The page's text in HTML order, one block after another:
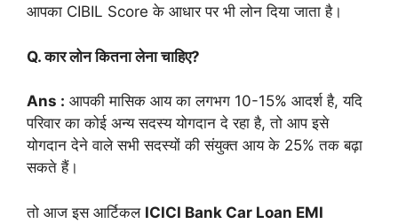
आपका CIBIL Score के आधार पर भी लोन दिया जाता है।
Q. कार लोन कितना लेना चाहिए?
Ans : आपकी मासिक आय का लगभग 10-15% आदर्श है, यदि
परिवार का कोई अन्य सदस्य योगदान दे रहा है, तो आप इसे
योगदान देने वाले सभी सदस्यों की संयुक्त आय के 25% तक बढ़ा
सकते हैं।
तो आज इस आर्टिकल ICICI Bank Car Loan EMI